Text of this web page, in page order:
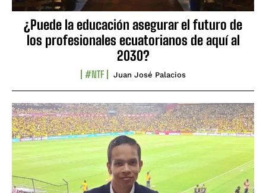
¿Puede la educación asegurar el futuro de
los profesionales ecuatorianos de aquí al
2030?
#NTF Juan José Palacios